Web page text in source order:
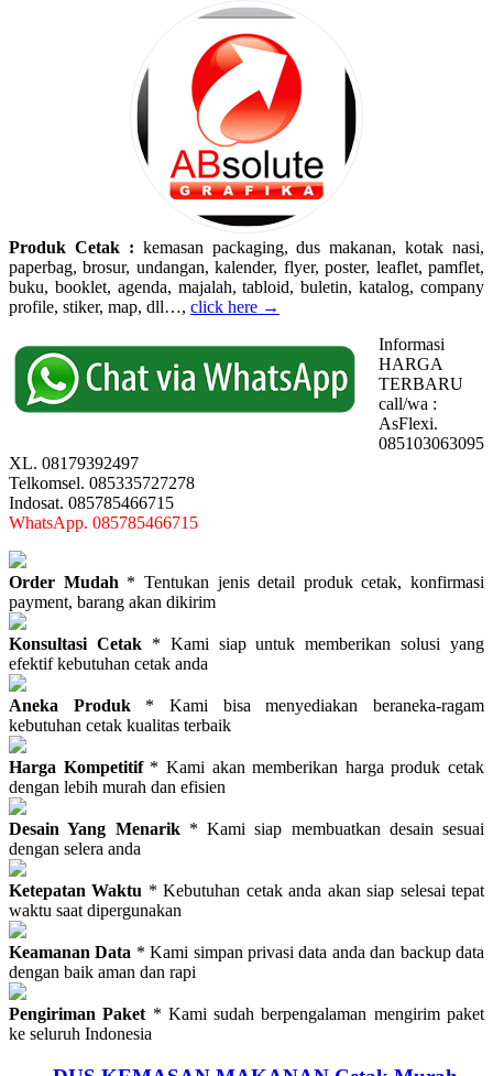
Produk Cetak : kemasan packaging, dus makanan, kotak nasi,
paperbag, brosur, undangan, kalender, flyer, poster, leaflet, pamflet,
buku, booklet, agenda, majalah, tabloid, buletin, katalog, company
profile, stiker, map, dll…, click here →
Informasi
HARGA
TERBARU
call/wa :
AsFlexi.
085103063095
XL. 08179392497
Telkomsel. 085335727278
Indosat. 085785466715
WhatsApp. 085785466715
Order Mudah * Tentukan jenis detail produk cetak, konfirmasi
payment, barang akan dikirim
Konsultasi Cetak* Kami siap untuk memberikan solusi yang
efektif kebutuhan cetak anda
Aneka Produk * Kami bisa menyediakan beraneka-ragam
kebutuhan cetak kualitas terbaik
Harga Kompetitif* Kami akan memberikan harga produk cetak
dengan lebih murah dan efisien
Desain Yang Menarik* Kami siap membuatkan desain sesuai
dengan selera anda
Ketepatan Waktu * Kebutuhan cetak anda akan siap selesai tepat
waktu saat dipergunakan
Keamanan Data * Kami simpan privasi data anda dan backup data
dengan baik aman dan rapi
Pengiriman Paket * Kami sudah berpengalaman mengirim paket
ke seluruh Indonesia